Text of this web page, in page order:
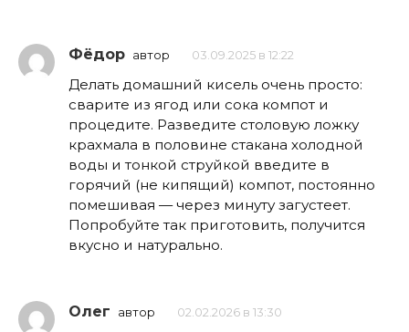
Фёдор автор 03.09.2025 в 12:22
Делать домашний кисель очень просто:
сварите из ягод или сока компот и
процедите. Разведите столовую ложку
крахмала в половине стакана холодной
воды и тонкой струйкой введите в
горячий (не кипящий) компот, постоянно
помешивая — через минуту загустеет.
Попробуйте так приготовить, получится
вкусно и натурально.
Олег автор 02.02.2026 в 13:30